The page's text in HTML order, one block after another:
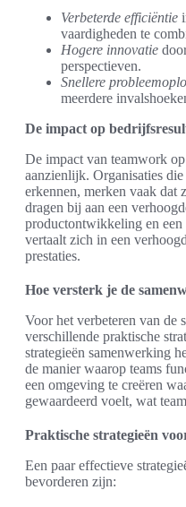
Verbeterde efficiëntie
vaardigheden te
Hogere innovatie
perspectieven.
Snellere
meerdere
De impact op
De impact van teamwork
aanzienlijk. Organisaties
erkennen, merken vaak dat
dragen bij aan een
productontwikkeling en
vertaalt zich in een
prestaties.
Hoe versterk je de
Voor het verbeteren van de
verschillende praktische
strategieën samenwerking
de manier waarop teams
een omgeving te creëren
gewaardeerd voelt, wat
Praktische strategieën
Een paar effectieve
bevorderen zijn: